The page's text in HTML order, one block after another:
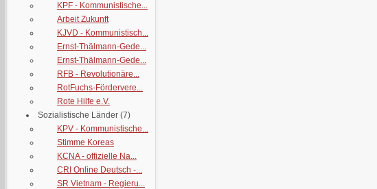
KPF - Kommunistische...
Arbeit Zukunft
KJVD - Kommunistisch...
Ernst-Thälmann-Gede...
Ernst-Thälmann-Gede...
RFB - Revolutionäre...
RotFuchs-Fördervere...
Rote Hilfe e.V.
Sozialistische Länder (7)
KPV - Kommunistische...
Stimme Koreas
KCNA - offizielle Na...
CRI Online Deutsch -...
SR Vietnam - Regieru...